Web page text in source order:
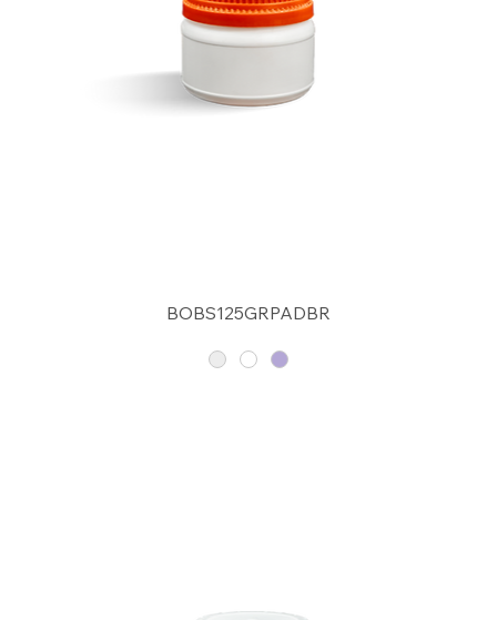
BOBS125GRPADBR